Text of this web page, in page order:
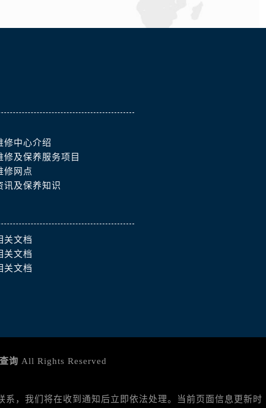
修中心介绍
修及保养服务项目
修网点
讯及保养知识
关文档
关文档
关文档
询 All Rights Reserved
，我们将在收到通知后立即依法处理。当前页面信息更新时